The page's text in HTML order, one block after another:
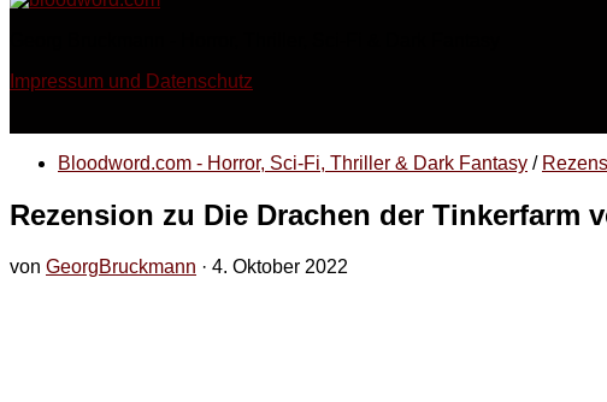
Impressum und Datenschutz
Bloodword.com - Horror, Sci-Fi, Thriller & Dark Fantasy /
Rezension zu Die Drachen der Tinkerfarm
von GeorgBruckmann · 4. Oktober 2022